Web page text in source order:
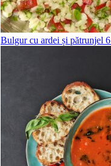
Bulgur cu ardei și pătrunjel 6